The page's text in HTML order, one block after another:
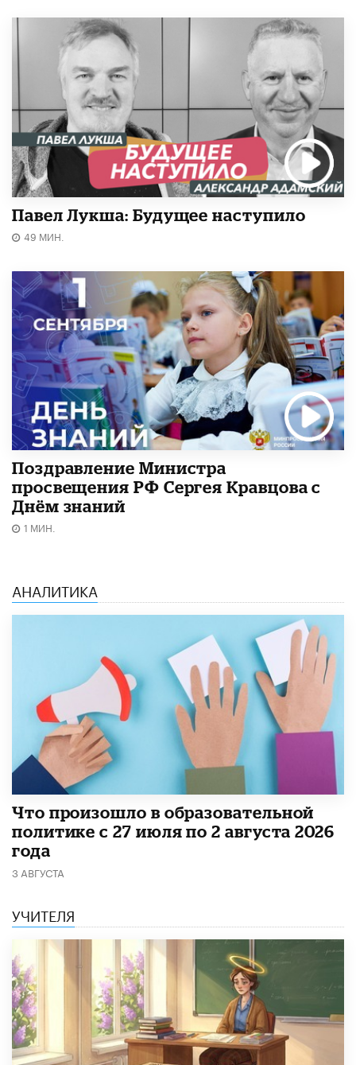
Павел Лукша: Будущее наступило
49 МИН.
Поздравление Министра
просвещения РФ Сергея Кравцова с
Днём знаний
1 МИН.
АНАЛИТИКА
​Что произошло в образовательной
политике с 27 июля по 2 августа 2026
года
3 АВГУСТА
УЧИТЕЛЯ